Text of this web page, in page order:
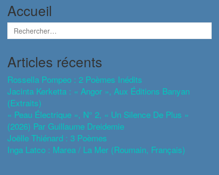
Accueil
Articles récents
Rossella Pompeo : 2 Poèmes Inédits
Jacinta Kerketta : « Angor », Aux Éditions Banyan
(extraits)
« Peau Électrique », N° 2, « Un Silence De Plus »
(2026) Par Guillaume Dreidemie
Joëlle Thiénard : 3 Poèmes
Inga Latco : Marea / La Mer (roumain, Français)